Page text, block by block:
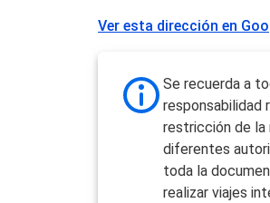
Ver esta dirección en
Se recuerda a
responsabilidad
restricción de la
diferentes
toda la
realizar viajes